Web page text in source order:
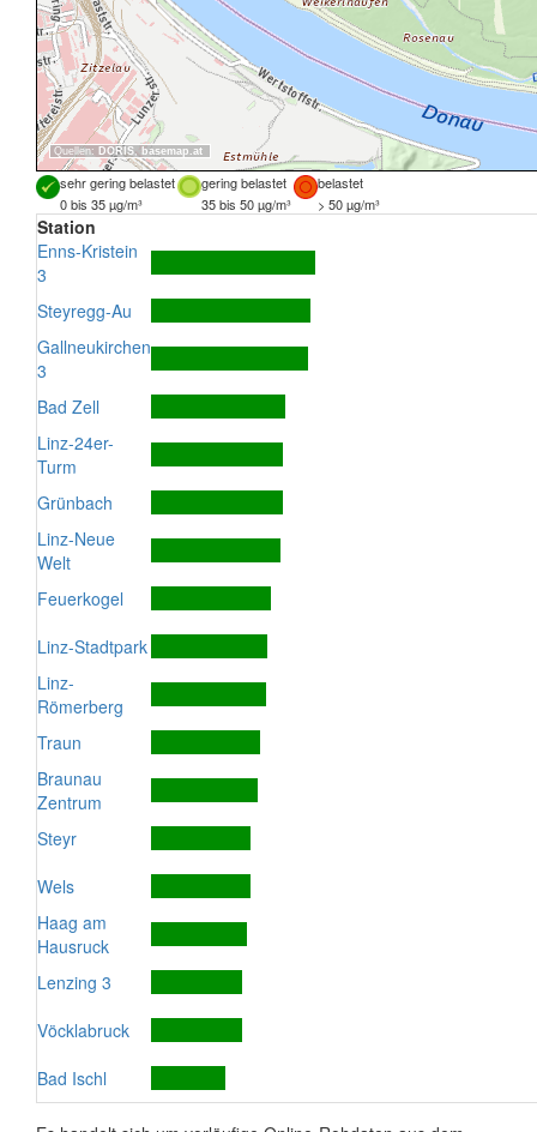
Quellen: DORIS, basemap.at
sehr gering belastet gering belastet
belastet
0 bis 35 µg/m³
35 bis 50 µg/m³ > 50 µg/m³
Station
Enns-Kristein
3
Steyregg-Au
Gallneukirchen
3
Bad Zell
Linz-24er-
Turm
Grünbach
Linz-Neue
Welt
Feuerkogel
Linz-Stadtpark
Linz-
Römerberg
Traun
Braunau
Zentrum
Steyr
Wels
Haag am
Hausruck
Lenzing 3
Vöcklabruck
Bad Ischl